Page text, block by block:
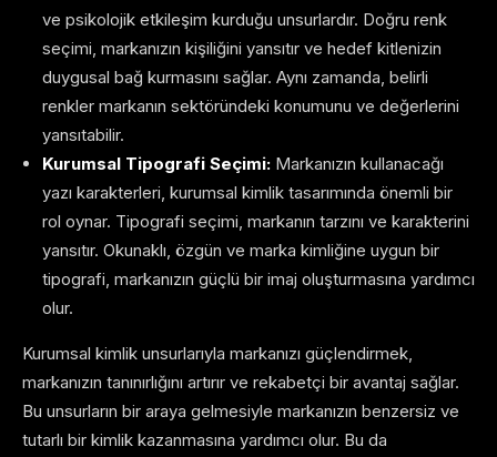
ve psikolojik etkileşim kurduğu unsurlardır. Doğru renk
seçimi, markanızın kişiliğini yansıtır ve hedef kitlenizin
duygusal bağ kurmasını sağlar. Aynı zamanda, belirli
renkler markanın sektöründeki konumunu ve değerlerini
yansıtabilir.
Kurumsal Tipografi Seçimi: Markanızın kullanacağı
yazı karakterleri, kurumsal kimlik tasarımında önemli bir
rol oynar. Tipografi seçimi, markanın tarzını ve karakterini
yansıtır. Okunaklı, özgün ve marka kimliğine uygun bir
tipografi, markanızın güçlü bir imaj oluşturmasına yardımcı
olur.
Kurumsal kimlik unsurlarıyla markanızı güçlendirmek,
markanızın tanınırlığını artırır ve rekabetçi bir avantaj sağlar.
Bu unsurların bir araya gelmesiyle markanızın benzersiz ve
tutarlı bir kimlik kazanmasına yardımcı olur. Bu da